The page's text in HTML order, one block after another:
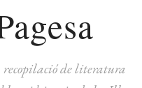
de literatura